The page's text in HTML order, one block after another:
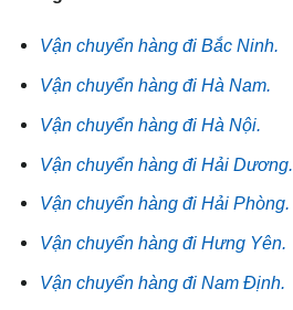
Vận chuyển hàng đi Bắc Ninh.
Vận chuyển hàng đi Hà Nam.
Vận chuyển hàng đi Hà Nội.
Vận chuyển hàng đi Hải Dương.
Vận chuyển hàng đi Hải Phòng.
Vận chuyển hàng đi Hưng Yên.
Vận chuyển hàng đi Nam Định.